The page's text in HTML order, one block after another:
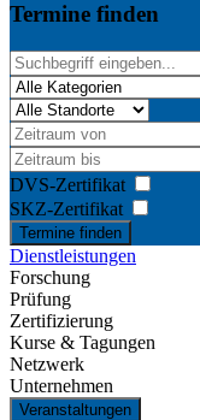
Termine finden
DVS-Zertifikat
SKZ-Zertifikat
Termine finden
Dienstleistungen
Forschung
Prüfung
Zertifizierung
Kurse & Tagungen
Netzwerk
Unternehmen
Veranstaltungen